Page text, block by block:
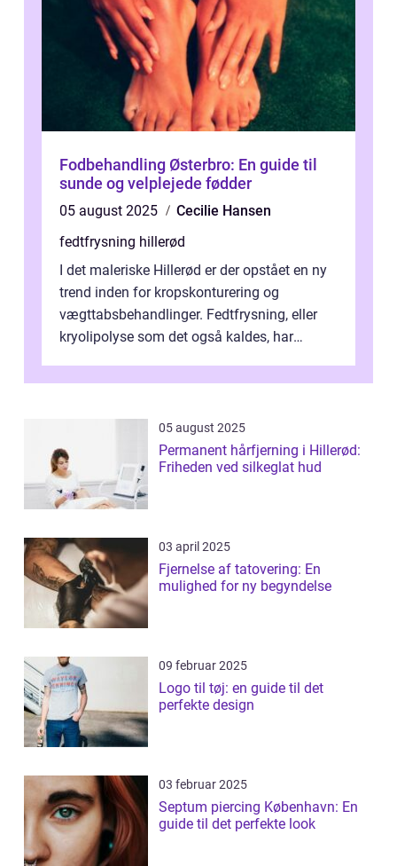
Fodbehandling Østerbro: En guide til
sunde og velplejede fødder
05 august 2025
Cecilie Hansen
fedtfrysning hillerød
I det maleriske Hillerød er der opstået en ny
trend inden for kropskonturering og
vægttabsbehandlinger. Fedtfrysning, eller
kryolipolyse som det også kaldes, har
05 august 2025
Permanent hårfjerning i Hillerød:
Friheden ved silkeglat hud
03 april 2025
Fjernelse af tatovering: En
mulighed for ny begyndelse
09 februar 2025
Logo til tøj: en guide til det
perfekte design
03 februar 2025
Septum piercing København: En
guide til det perfekte look